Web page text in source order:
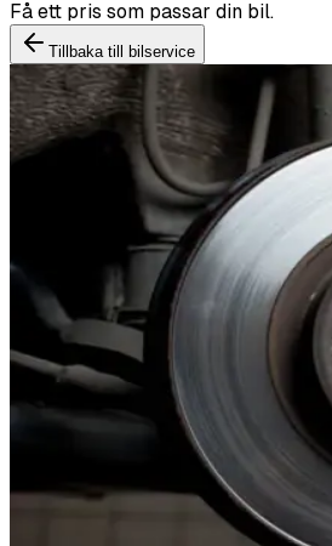
Boka däckbyte eller montering
Tillbaka till bilservice